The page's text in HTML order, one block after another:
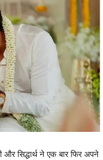
सिद्धार्थ ने एक बार फिर अपने